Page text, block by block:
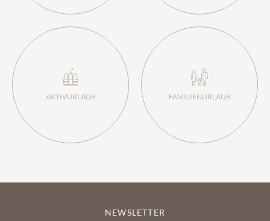
Wellness
AKTIVURLAUB FAMILIENURLAUB
NEWSLETTER